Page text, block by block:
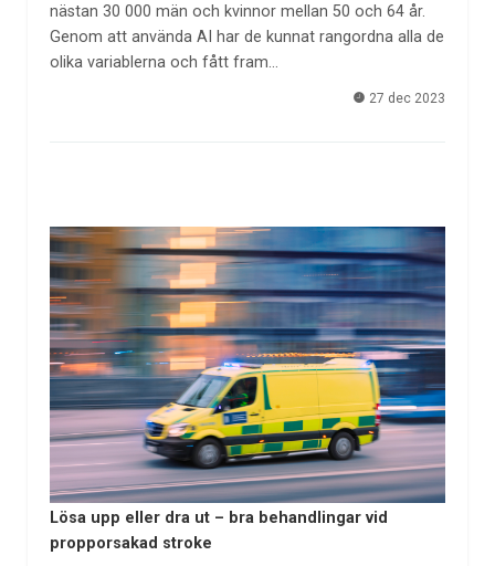
nästan 30 000 män och kvinnor mellan 50 och 64 år.
Genom att använda AI har de kunnat rangordna alla de
olika variablerna och fått fram…
27 dec 2023
Lösa upp eller dra ut – bra behandlingar vid
propporsakad stroke